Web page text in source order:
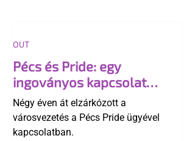
Pécs és Pride: egy
ingoványos kapcsolat
története
Négy éven át elzárkózott a
városvezetés a Pécs Pride ügyével
kapcsolatban.
OUT